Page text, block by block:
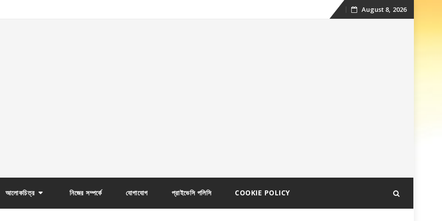
Skip
August 8, 2026
আলোকচিত্র নিজের সম্পর্কে যোগাযোগ প্রাইভেসি পলিসি COOKIE POLICY